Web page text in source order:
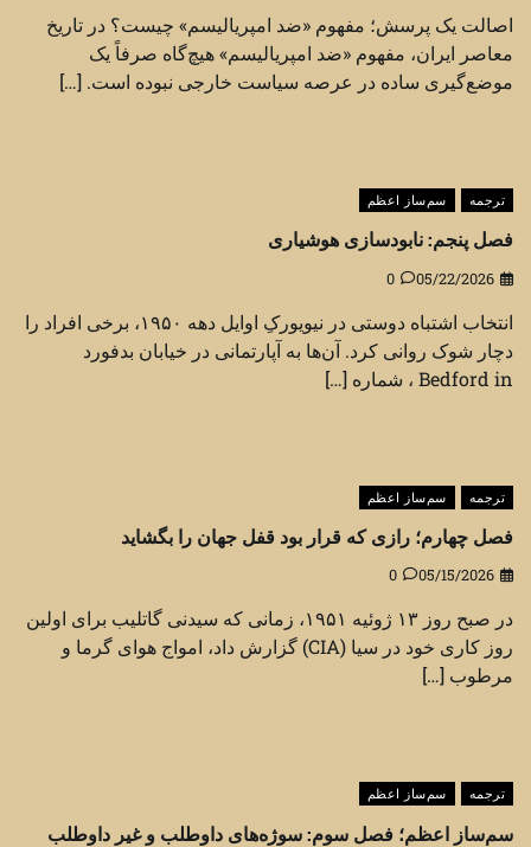
اصالت یک پرسش؛ مفهوم «ضد امپریالیسم» چیست؟ در تاریخ
معاصر ایران، مفهوم «ضد امپریالیسم» هیچ‌گاه صرفاً یک
موضع‌گیری ساده در عرصه سیاست خارجی نبوده است. […]
ترجمه سم‌ساز اعظم
فصل پنجم: نابودسازی هوشیاری
05/22/2026
0
انتخاب اشتباه دوستی در نیویورکِ اوایل دهه ۱۹۵۰، برخی افراد را
دچار شوک روانی کرد. آن‌ها به آپارتمانی در خیابان بدفورد
Bedford in ، شماره […]
ترجمه سم‌ساز اعظم
فصل چهارم؛ رازی که قرار بود قفل جهان را بگشاید
05/15/2026
0
در صبح روز ۱۳ ژوئیه ۱۹۵۱، زمانی که سیدنی گاتلیب برای اولین
روز کاری خود در سیا (CIA) گزارش داد، امواج هوای گرما و
مرطوب […]
ترجمه سم‌ساز اعظم
سم‌ساز اعظم؛ فصل سوم: سوژه‌های داوطلب و غیر داوطلب